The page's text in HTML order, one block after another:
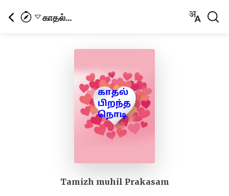
காதல்...
Tamizh muhil Prakasam